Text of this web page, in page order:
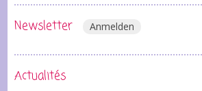
Newsletter Anmelden
Actualités